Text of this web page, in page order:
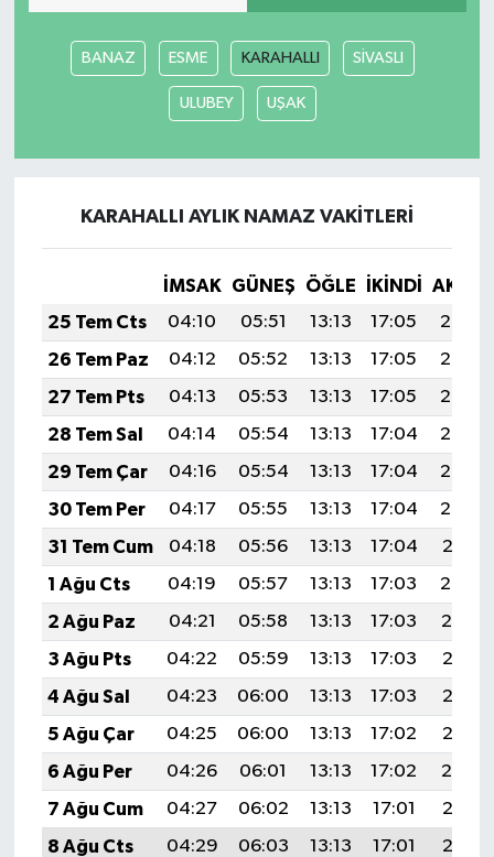
BANAZ ESME KARAHALLI SİVASLI
ULUBEY UŞAK
KARAHALLI AYLIK NAMAZ VAKITLERI
İMSAK GÜNEŞ ÖĞLE İKINDI
25 Tem Cts
04:10 05:51 13:13 17:05
20:26
26 Tem Paz
04:12 05:52 13:13 17:05
20:25
27 Tem Pts
04:13 05:53 13:13 17:05
20:24
28 Tem Sal
04:14 05:54 13:13 17:04
20:23
29 Tem Çar
04:16 05:54 13:13 17:04
20:22
30 Tem Per
04:17 05:55 13:13 17:04
20:22
31 Tem Cum
04:18 05:56 13:13 17:04
20:21
1 Ağu Cts
04:19 05:57 13:13 17:03
20:20
2 Ağu Paz
04:21 05:58 13:13 17:03
20:19
3 Ağu Pts
04:22 05:59 13:13 17:03
20:18
4 Ağu Sal
04:23 06:00 13:13 17:03
20:17
5 Ağu Çar
04:25 06:00 13:13 17:02
20:16
6 Ağu Per
04:26 06:01 13:13 17:02
20:14
7 Ağu Cum
04:27 06:02 13:13 17:01
20:13
8 Ağu Cts
04:29 06:03 13:13 17:01
20:12
İlçeler
Kültür Sanat
Kütahya
Otomobil
Pazarlar
Politika
Resmi İlan
Rüya Tabirleri
Sağlık
Şaphane
Simav
Siyaset
Spor